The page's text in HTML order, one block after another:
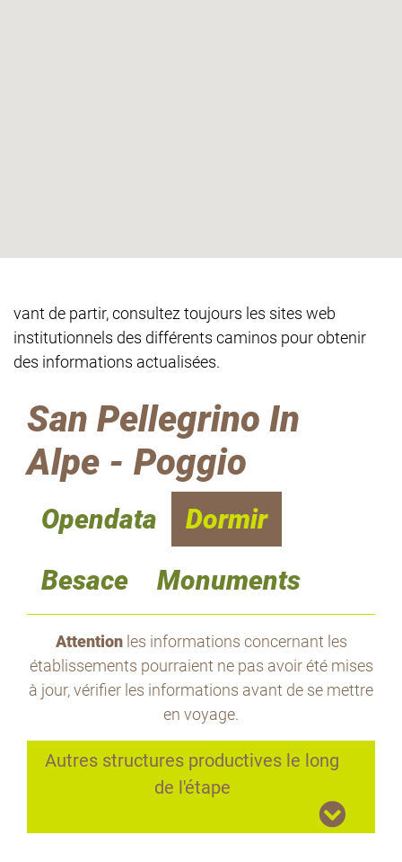
vant de partir, consultez toujours les sites web
institutionnels des différents caminos pour obtenir
des informations actualisées.
San Pellegrino In
Alpe - Poggio
Opendata
Dormir
Besace
Monuments
Attentionles informations concernant les
établissements pourraient ne pas avoir été mises
à jour, vérifier les informations avant de se mettre
en voyage.
Autres structures productives le long
de l'étape